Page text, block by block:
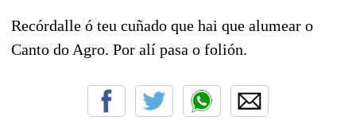
Recórdalle ó teu cuñado que hai que alumear o
Canto do Agro. Por alí pasa o folión.